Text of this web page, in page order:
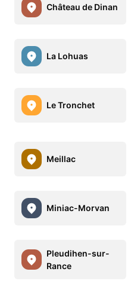
Château de Dinan
La Lohuas
Le Tronchet
Meillac
Miniac-Morvan
Pleudihen-sur-
Rance